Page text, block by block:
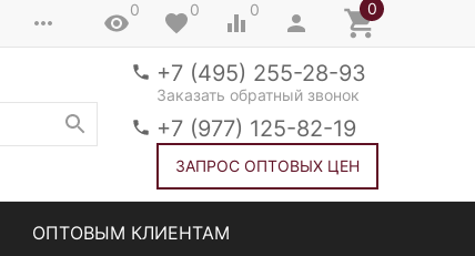
0 0 0 0
+7 (495) 255-28-93
Заказать обратный звонок
+7 (977) 125-82-19
ЗАПРОС ОПТОВЫХ ЦЕН
ОПТОВЫМ КЛИЕНТАМ